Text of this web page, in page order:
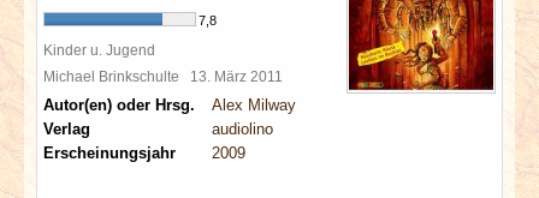
7,8
Kinder u. Jugend
Michael Brinkschulte 13. März 2011
Autor(en) oder Hrsg.
Alex Milway
Verlag
audiolino
Erscheinungsjahr
2009